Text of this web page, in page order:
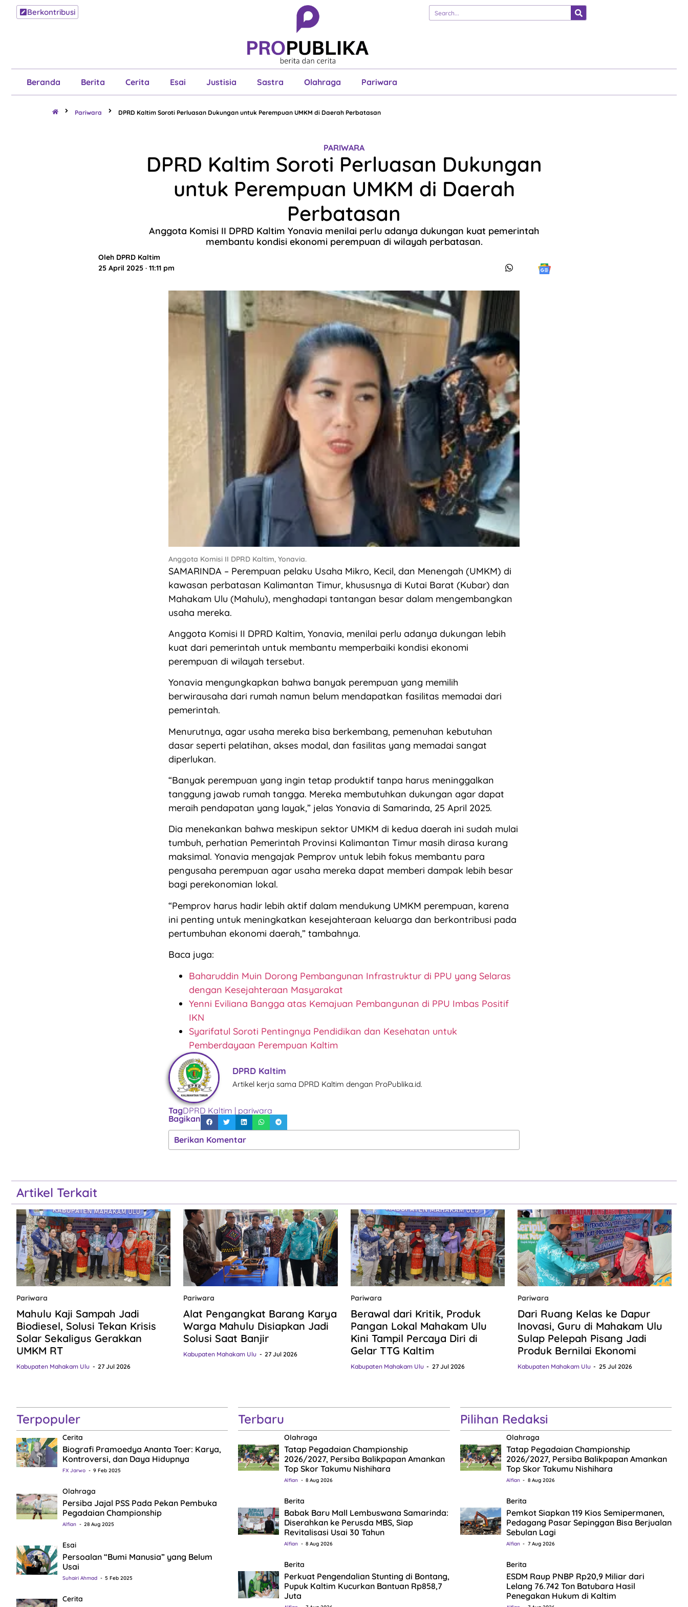
Berkontribusi
Beranda Berita Cerita Esai Justisia Sastra Olahraga Pariwara
Berita Cerita Esai Justisia
Pariwara
Pariwara DPRD Kaltim Soroti Perluasan Dukungan untuk Perempuan UMKM di Daerah Perbatasan
PARIWARA
DPRD Kaltim Soroti Perluasan Dukungan
untuk Perempuan UMKM di Daerah
Perbatasan
Anggota Komisi II DPRD Kaltim Yonavia menilai perlu adanya dukungan kuat pemerintah
membantu kondisi ekonomi perempuan di wilayah perbatasan.
Oleh DPRD Kaltim
25 April 2025 · 11:11 pm
Anggota Komisi II DPRD Kaltim, Yonavia.
SAMARINDA – Perempuan pelaku Usaha Mikro, Kecil, dan Menengah (UMKM) di
kawasan perbatasan Kalimantan Timur, khususnya di Kutai Barat (Kubar) dan
Mahakam Ulu (Mahulu), menghadapi tantangan besar dalam mengembangkan
usaha mereka.
Anggota Komisi II DPRD Kaltim, Yonavia, menilai perlu adanya dukungan lebih
kuat dari pemerintah untuk membantu memperbaiki kondisi ekonomi
perempuan di wilayah tersebut.
Yonavia mengungkapkan bahwa banyak perempuan yang memilih
berwirausaha dari rumah namun belum mendapatkan fasilitas memadai dari
pemerintah.
Menurutnya, agar usaha mereka bisa berkembang, pemenuhan kebutuhan
dasar seperti pelatihan, akses modal, dan fasilitas yang memadai sangat
diperlukan.
“Banyak perempuan yang ingin tetap produktif tanpa harus meninggalkan
tanggung jawab rumah tangga. Mereka membutuhkan dukungan agar dapat
meraih pendapatan yang layak,” jelas Yonavia di Samarinda, 25 April 2025.
Dia menekankan bahwa meskipun sektor UMKM di kedua daerah ini sudah mulai
tumbuh, perhatian Pemerintah Provinsi Kalimantan Timur masih dirasa kurang
maksimal. Yonavia mengajak Pemprov untuk lebih fokus membantu para
pengusaha perempuan agar usaha mereka dapat memberi dampak lebih besar
bagi perekonomian lokal.
“Pemprov harus hadir lebih aktif dalam mendukung UMKM perempuan, karena
ini penting untuk meningkatkan kesejahteraan keluarga dan berkontribusi pada
pertumbuhan ekonomi daerah,” tambahnya.
Baca juga:
Baharuddin Muin Dorong Pembangunan Infrastruktur di PPU yang Selaras
dengan Kesejahteraan Masyarakat
Yenni Eviliana Bangga atas Kemajuan Pembangunan di PPU Imbas Positif
IKN
Syarifatul Soroti Pentingnya Pendidikan dan Kesehatan untuk
Pemberdayaan Perempuan Kaltim
DPRD Kaltim
Artikel kerja sama DPRD Kaltim dengan ProPublika.id.
TagDPRD Kaltim | pariwara
Bagikan
Berikan Komentar
Artikel Terkait
Pariwara
Mahulu Kaji Sampah Jadi
Biodiesel, Solusi Tekan Krisis
Solar Sekaligus Gerakkan
UMKM RT
Kabupaten Mahakam Ulu 27 Jul 2026
Pariwara
Alat Pengangkat Barang Karya
Warga Mahulu Disiapkan Jadi
Solusi Saat Banjir
Kabupaten Mahakam Ulu 27 Jul 2026
Pariwara
Berawal dari Kritik, Produk
Pangan Lokal Mahakam Ulu
Kini Tampil Percaya Diri di
Gelar TTG Kaltim
Kabupaten Mahakam Ulu 27 Jul 2026
Pariwara
Dari Ruang Kelas ke Dapur
Inovasi, Guru di Mahakam Ulu
Sulap Pelepah Pisang Jadi
Produk Bernilai Ekonomi
Kabupaten Mahakam Ulu 25 Jul 2026
Terpopuler
Cerita
Biografi Pramoedya Ananta Toer: Karya,
Kontroversi, dan Daya Hidupnya
FX Jarwo 9 Feb 2025
Olahraga
Persiba Jajal PSS Pada Pekan Pembuka
Pegadaian Championship
Alfian 28 Aug 2025
Esai
Persoalan “Bumi Manusia” yang Belum
Usai
Suhairi Ahmad 5 Feb 2025
Cerita
Terbaru
Olahraga
Tatap Pegadaian Championship
2026/2027, Persiba Balikpapan Amankan
Top Skor Takumu Nishihara
Alfian 8 Aug 2026
Berita
Babak Baru Mall Lembuswana Samarinda:
Diserahkan ke Perusda MBS, Siap
Revitalisasi Usai 30 Tahun
Alfian 8 Aug 2026
Berita
Perkuat Pengendalian Stunting di Bontang,
Pupuk Kaltim Kucurkan Bantuan Rp858,7
Juta
Pilihan Redaksi
Olahraga
Tatap Pegadaian Championship
2026/2027, Persiba Balikpapan Amankan
Top Skor Takumu Nishihara
Alfian 8 Aug 2026
Berita
Pemkot Siapkan 119 Kios Semipermanen,
Pedagang Pasar Sepinggan Bisa Berjualan
Sebulan Lagi
Alfian 7 Aug 2026
Berita
ESDM Raup PNBP Rp20,9 Miliar dari
Lelang 76.742 Ton Batubara Hasil
Penegakan Hukum di Kaltim